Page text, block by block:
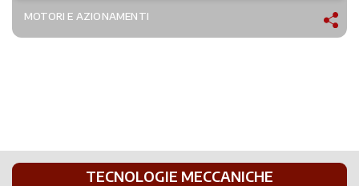
MOTORI E AZIONAMENTI
TECNOLOGIE MECCANICHE